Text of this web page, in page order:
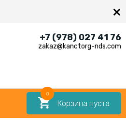
×
+7 (978) 027 41 76
zakaz@kanctorg-nds.com
Корзина пуста
0